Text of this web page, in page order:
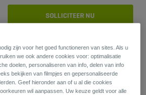
Beernaert
SOLLICITEER NU
zijn voor het goed functioneren van sites. Als u
we ook andere cookies voor: optimalisatie
doelen, personaliseren van info, delen van info
bekijken van filmpjes en gepersonaliseerde
Geef hieronder aan of u al die cookies
wil aanpassen. Uw keuze geldt voor alle